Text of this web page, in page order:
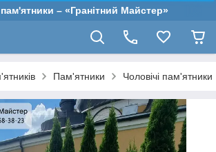
– «Гранітний Майстер»
Пам'ятники Чоловічі пам'ятники